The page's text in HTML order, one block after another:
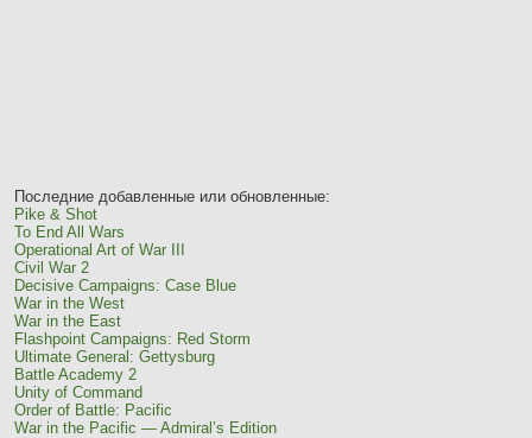
Последние добавленные или обновленные:
Pike & Shot
To End All Wars
Operational Art of War III
Civil War 2
Decisive Campaigns: Case Blue
War in the West
War in the East
Flashpoint Campaigns: Red Storm
Ultimate General: Gettysburg
Battle Academy 2
Unity of Command
Order of Battle: Pacific
War in the Pacific — Admiral’s Edition